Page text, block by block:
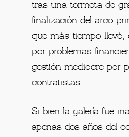
tras una tormeta de
finalización del arco
que más tiempo llevó,
por problemas
gestión mediocre por
contratistas.
Si bien la galería fue
apenas dos años del